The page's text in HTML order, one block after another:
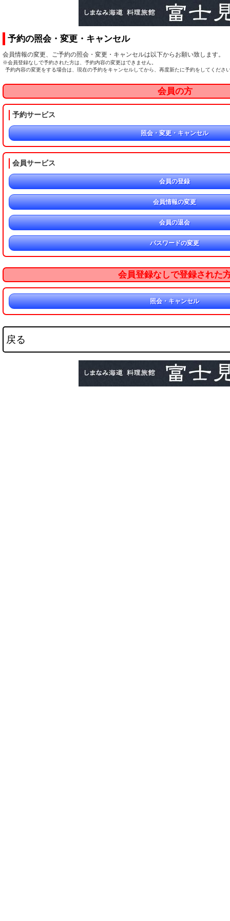
予約の照会・変更・キャンセル
会員情報の変更、ご予約の照会・変更・キャンセルは以下からお願い致します。
※会員登録なしで予約された方は、予約内容の変更はできません。
予約内容の変更をする場合は、現在の予約をキャンセルしてから、再度新たに予約をしてくださ
会員の方
予約サービス
照会・変更・キャンセル
会員サービス
会員の登録
会員情報の変更
会員の退会
パスワードの変更
会員登録なしで登録された
照会・キャンセル
戻る